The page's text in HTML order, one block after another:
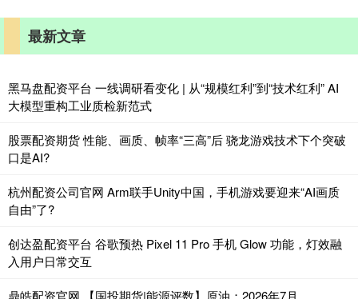
最新文章
黑马盘配资平台 一线调研看变化 | 从“规模红利”到“技术红利” AI
大模型重构工业质检新范式
股票配资期货 性能、画质、帧率“三高”后 骁龙游戏技术下个突破
口是AI?
杭州配资公司官网 Arm联手Unity中国，手机游戏要迎来“AI画质
自由”了?
创达盈配资平台 谷歌预热 Pixel 11 Pro 手机 Glow 功能，灯效融
入用户日常交互
鼎皓配资官网 【国投期货|能源评数】原油：2026年7月